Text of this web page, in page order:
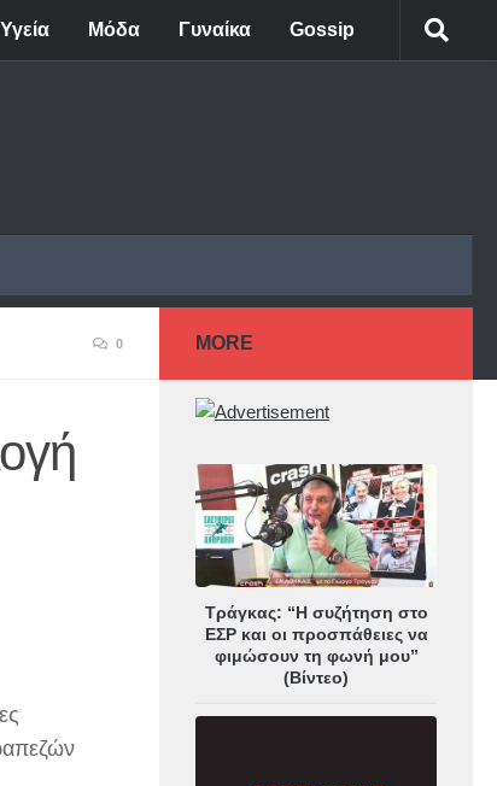
Υγεία Μόδα Γυναίκα Gossip
0 MORE
Τράγκας: “Η συζήτηση στο
ΕΣΡ και οι προσπάθειες να
φιμώσουν τη φωνή μου”
(Βίντεο)